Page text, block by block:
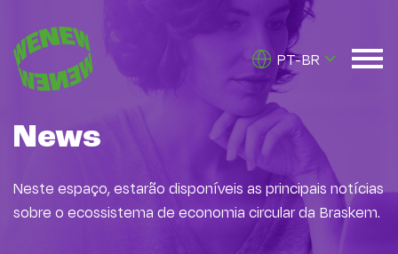
PT-BR
News
Neste espaço, estarão disponíveis as principais notícias
sobre o ecossistema de economia circular da Braskem.